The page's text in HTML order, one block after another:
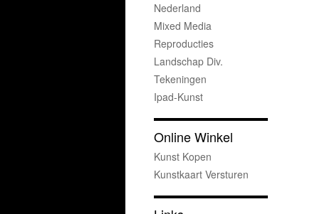
Nederland
Mixed Media
Reproducties
Landschap Div.
Tekeningen
Ipad-Kunst
Online Winkel
Kunst Kopen
Kunstkaart Versturen